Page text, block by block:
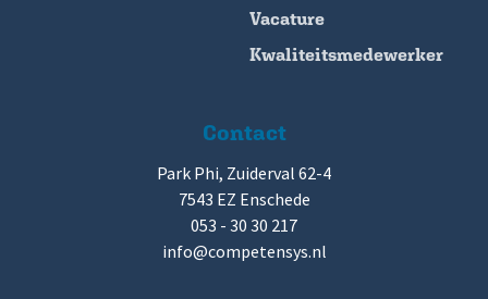
Vacature
Kwaliteitsmedewerker
Contact
Park Phi, Zuiderval 62-4
7543 EZ Enschede
053 - 30 30 217
info@competensys.nl